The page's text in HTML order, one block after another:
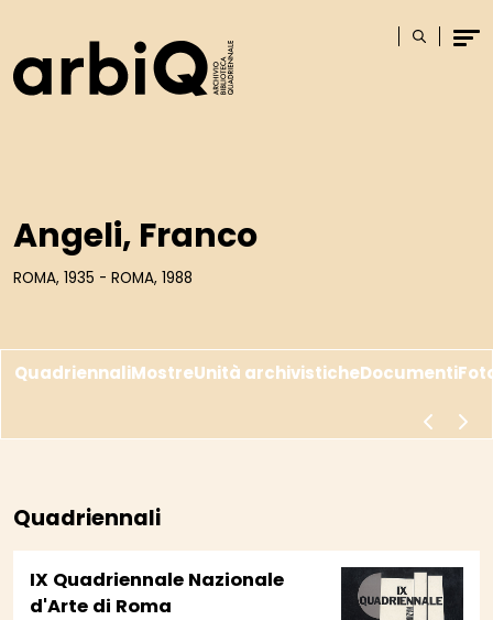
Cerca
Angeli, Franco
ROMA, 1935 - ROMA, 1988
QuadriennaliMostreUnità archivisticheDocumenti
scorri a
Quadriennali
IX Quadriennale Nazionale
d'Arte di Roma